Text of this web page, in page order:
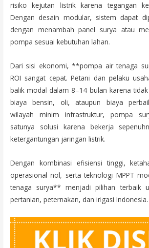
risiko kejutan listrik karena tegangan
Dengan desain modular, sistem dapat
dengan menambah panel surya atau
pompa sesuai kebutuhan lahan.
Dari sisi ekonomi, **pompa air tenaga
ROI sangat cepat. Petani dan pelaku
balik modal dalam 8–14 bulan karena
biaya bensin, oli, ataupun biaya
wilayah minim infrastruktur, pompa
satunya solusi karena bekerja
ketergantungan jaringan listrik.
Dengan kombinasi efisiensi tinggi,
operasional nol, serta teknologi MPPT
tenaga surya** menjadi pilihan terbaik
pertanian, peternakan, dan irigasi Indonesia.